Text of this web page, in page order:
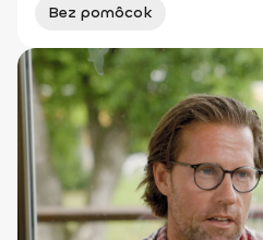
Bez pomôcok